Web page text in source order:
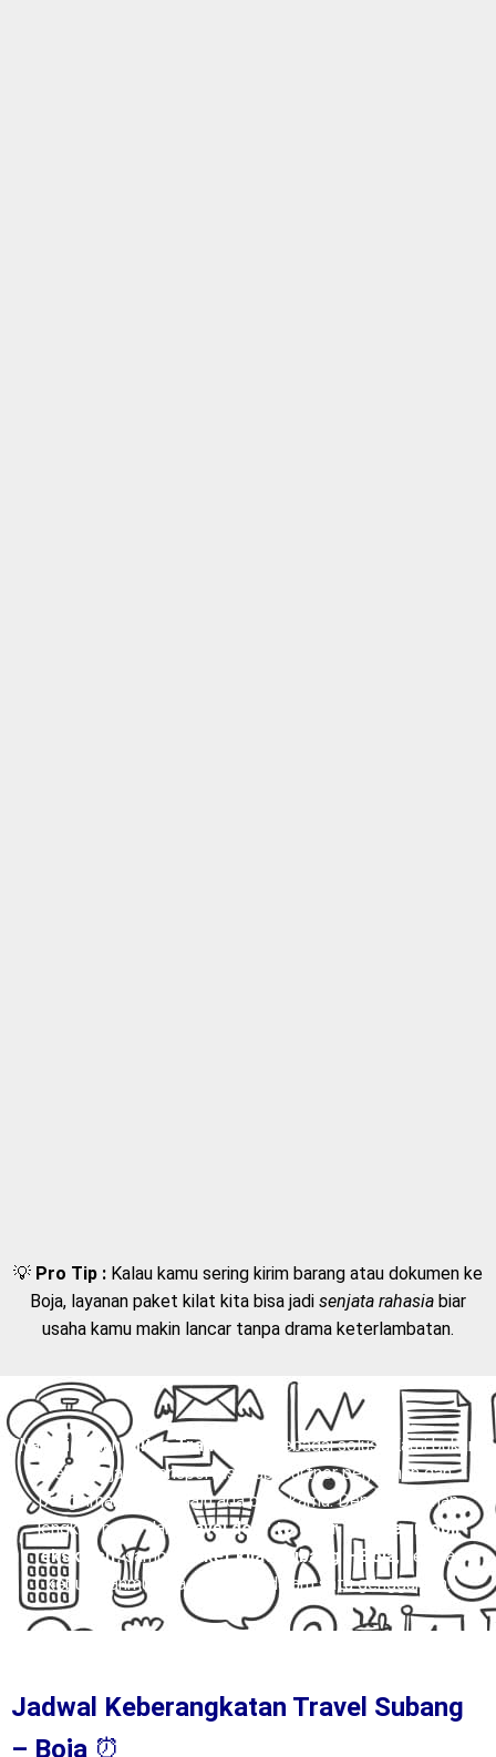
💡 Pro Tip : Kalau kamu sering kirim barang atau dokumen ke
Boja, layanan paket kilat kita bisa jadi senjata rahasia biar
usaha kamu makin lancar tanpa drama keterlambatan.
Nah, di sinilah Mitra Trans
hadir sebagai solusi. Kami bukan
sekadar jasa transportasi, tapi partner perjalanan dan
pengiriman yang selalu ada buat kamu. Dengan layanan
lengkap mulai dari
travel door to door,
charter mobil
eksklusif, sampai paket kilat Subang – Boja , semua
kebutuhanmu bisa terpenuhi dalam satu genggaman.
Jadwal Keberangkatan Travel Subang
– Boja ⏰